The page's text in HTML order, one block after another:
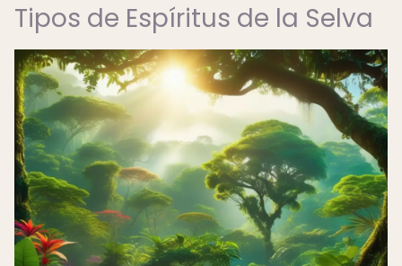
Tipos de Espíritus de la Selva